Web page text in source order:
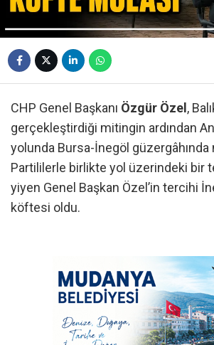
CHP Genel Başkanı Özgür Özel ,
gerçekleştirdiği mitingin ardından
yolunda Bursa-İnegöl güzergâhında
Partililerle birlikte yol üzerindeki bir
yiyen Genel Başkan Özel’in tercihi
köftesi oldu.